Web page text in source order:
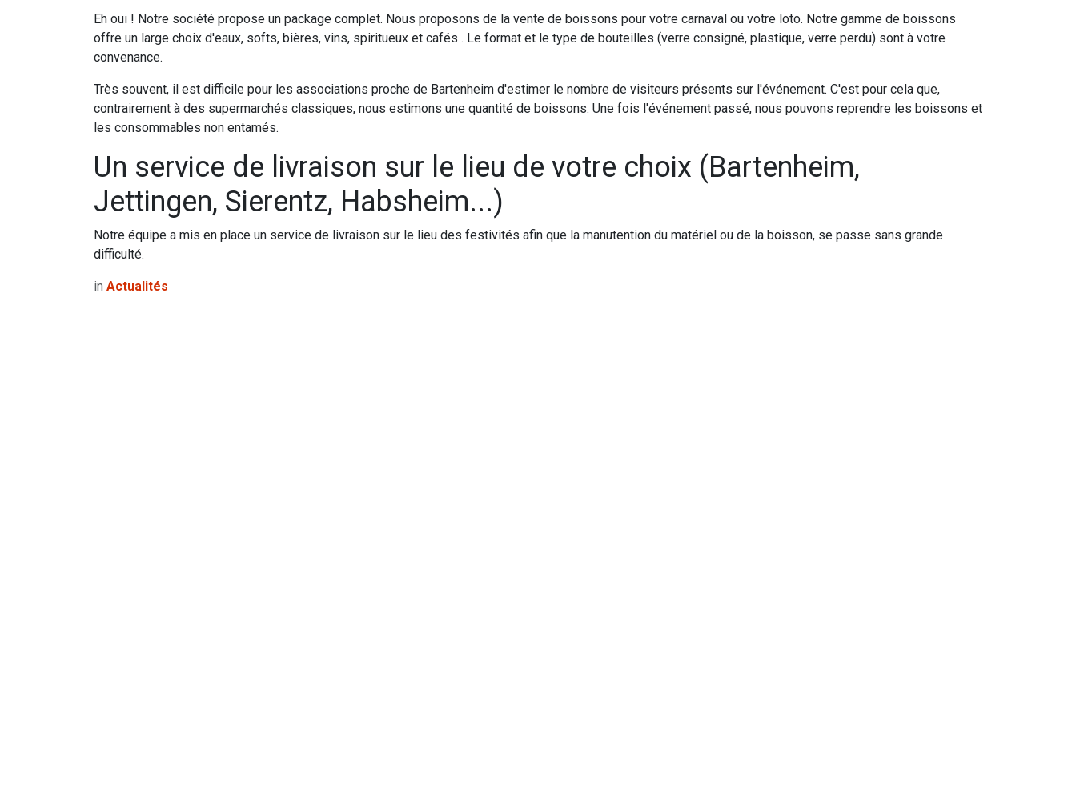
Eh oui ! Notre société propose un package complet. Nous proposons de la vente de boissons pour votre carnaval ou votre loto. Notre gamme de boissons
offre un large choix d'eaux, softs, bières, vins, spiritueux et cafés . Le format et le type de bouteilles (verre consigné, plastique, verre perdu) sont à votre
convenance.
Très souvent, il est difficile pour les associations proche de Bartenheim d'estimer le nombre de visiteurs présents sur l'événement. C'est pour cela que,
contrairement à des supermarchés classiques, nous estimons une quantité de boissons. Une fois l'événement passé, nous pouvons reprendre les boissons et
les consommables non entamés.
Un service de livraison sur le lieu de votre choix (Bartenheim,
Jettingen, Sierentz, Habsheim...)
Notre équipe a mis en place un service de livraison sur le lieu des festivités afin que la manutention du matériel ou de la boisson, se passe sans grande
difficulté.
in Actualités